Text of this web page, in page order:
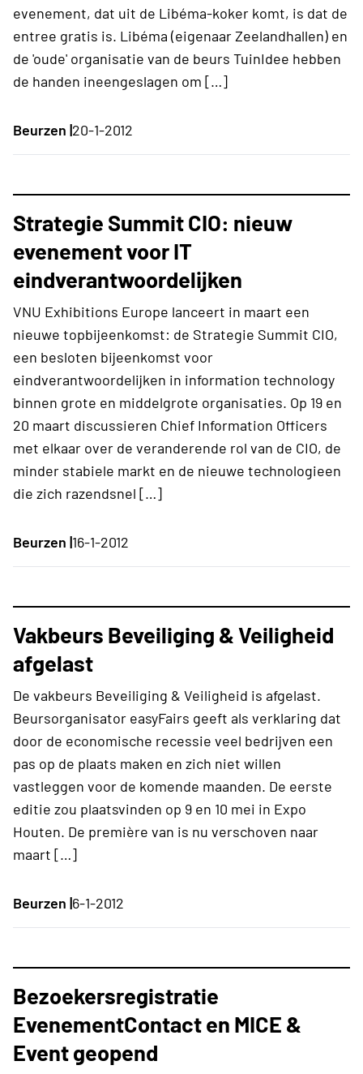
evenement, dat uit de Libéma-koker komt, is dat de
entree gratis is. Libéma (eigenaar Zeelandhallen) en
de 'oude' organisatie van de beurs TuinIdee hebben
de handen ineengeslagen om […]
Beurzen |20-1-2012
Strategie Summit CIO: nieuw
evenement voor IT
eindverantwoordelijken
VNU Exhibitions Europe lanceert in maart een
nieuwe topbijeenkomst: de Strategie Summit CIO,
een besloten bijeenkomst voor
eindverantwoordelijken in information technology
binnen grote en middelgrote organisaties. Op 19 en
20 maart discussieren Chief Information Officers
met elkaar over de veranderende rol van de CIO, de
minder stabiele markt en de nieuwe technologieen
die zich razendsnel […]
Beurzen |16-1-2012
Vakbeurs Beveiliging & Veiligheid
afgelast
De vakbeurs Beveiliging & Veiligheid is afgelast.
Beursorganisator easyFairs geeft als verklaring dat
door de economische recessie veel bedrijven een
pas op de plaats maken en zich niet willen
vastleggen voor de komende maanden. De eerste
editie zou plaatsvinden op 9 en 10 mei in Expo
Houten. De première van is nu verschoven naar
maart […]
Beurzen |6-1-2012
Bezoekersregistratie
EvenementContact en MICE &
Event geopend